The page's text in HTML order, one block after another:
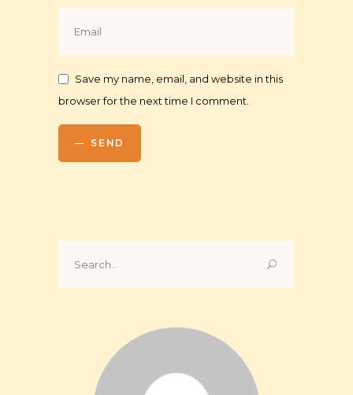
Save my name, email, and website in this
browser for the next time I comment.
SEND
for: